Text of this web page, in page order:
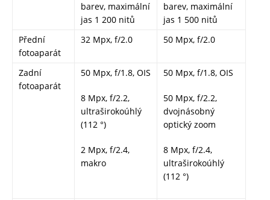
barev, maximální
jas 1 200 nitů
barev, maximální
jas 1 500 nitů
Přední
fotoaparát
32 Mpx, f/2.0 50 Mpx, f/2.0
Zadní
fotoaparát
50 Mpx, f/1.8, OIS
8 Mpx, f/2.2,
ultraširokoúhlý
(112 °)
2 Mpx, f/2.4,
makro
50 Mpx, f/1.8, OIS
50 Mpx, f/2.2,
dvojnásobný
optický zoom
8 Mpx, f/2.4,
ultraširokoúhlý
(112 °)